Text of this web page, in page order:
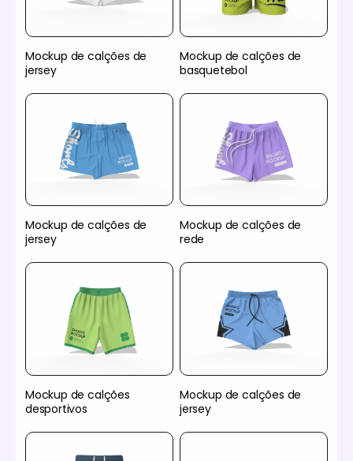
Mockup de calções de
jersey
Mockup de calções de
basquetebol
Mockup de calções de
jersey
Mockup de calções de
rede
Mockup de calções
desportivos
Mockup de calções de
jersey